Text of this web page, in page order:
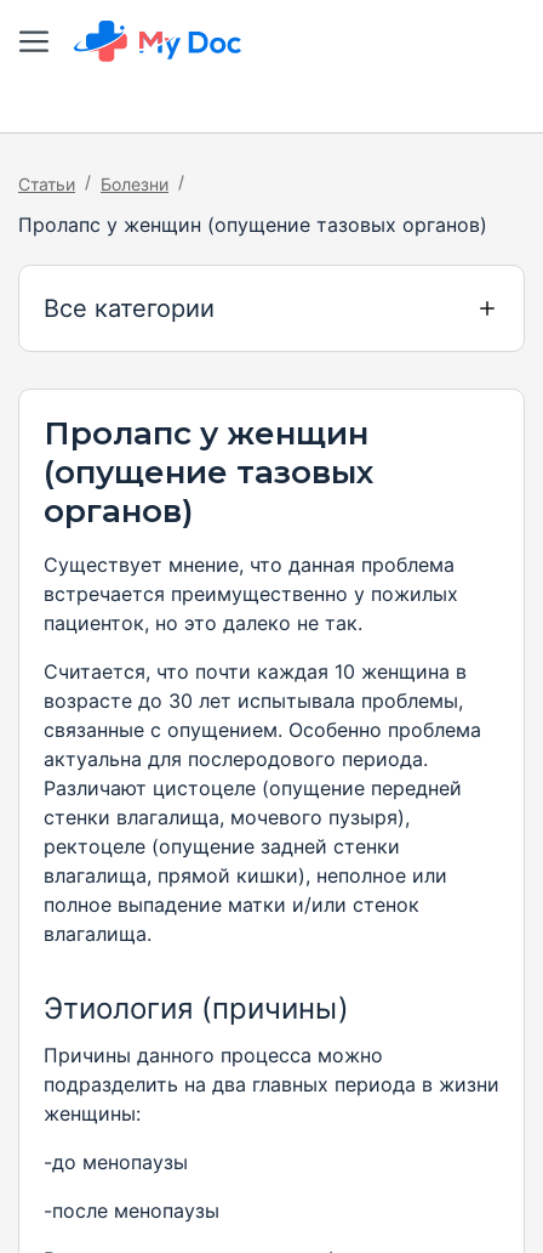
Статьи / Болезни /
Пролапс у женщин (опущение тазовых органов)
Все категории
Пролапс у женщин
(опущение тазовых
органов)
Существует мнение, что данная проблема
встречается преимущественно у пожилых
пациенток, но это далеко не так.
Считается, что почти каждая 10 женщина в
возрасте до 30 лет испытывала проблемы,
связанные с опущением. Особенно проблема
актуальна для послеродового периода.
Различают цистоцеле (опущение передней
стенки влагалища, мочевого пузыря),
ректоцеле (опущение задней стенки
влагалища, прямой кишки), неполное или
полное выпадение матки и/или стенок
влагалища.
Этиология (причины)
Причины данного процесса можно
подразделить на два главных периода в жизни
женщины:
-до менопаузы
-после менопаузы